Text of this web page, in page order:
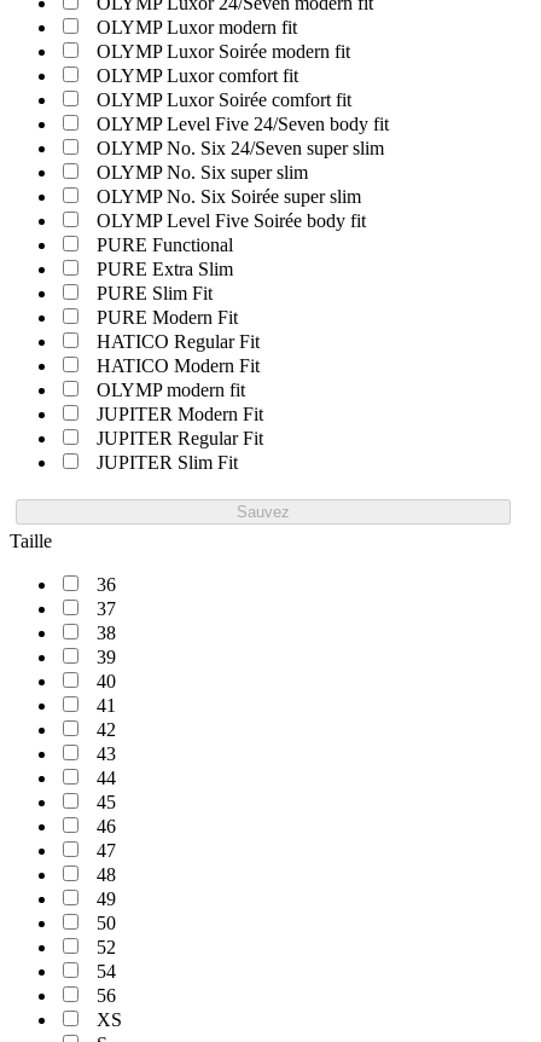
OLYMP Luxor modern fit
OLYMP Luxor Soirée modern fit
OLYMP Luxor comfort fit
OLYMP Luxor Soirée comfort fit
OLYMP Level Five 24/Seven body fit
OLYMP No. Six 24/Seven super slim
OLYMP No. Six super slim
OLYMP No. Six Soirée super slim
OLYMP Level Five Soirée body fit
PURE Functional
PURE Extra Slim
PURE Slim Fit
PURE Modern Fit
HATICO Regular Fit
HATICO Modern Fit
OLYMP modern fit
JUPITER Modern Fit
JUPITER Regular Fit
JUPITER Slim Fit
Sauvez
Taille
36
37
38
39
40
41
42
43
44
45
46
47
48
49
50
52
54
56
XS